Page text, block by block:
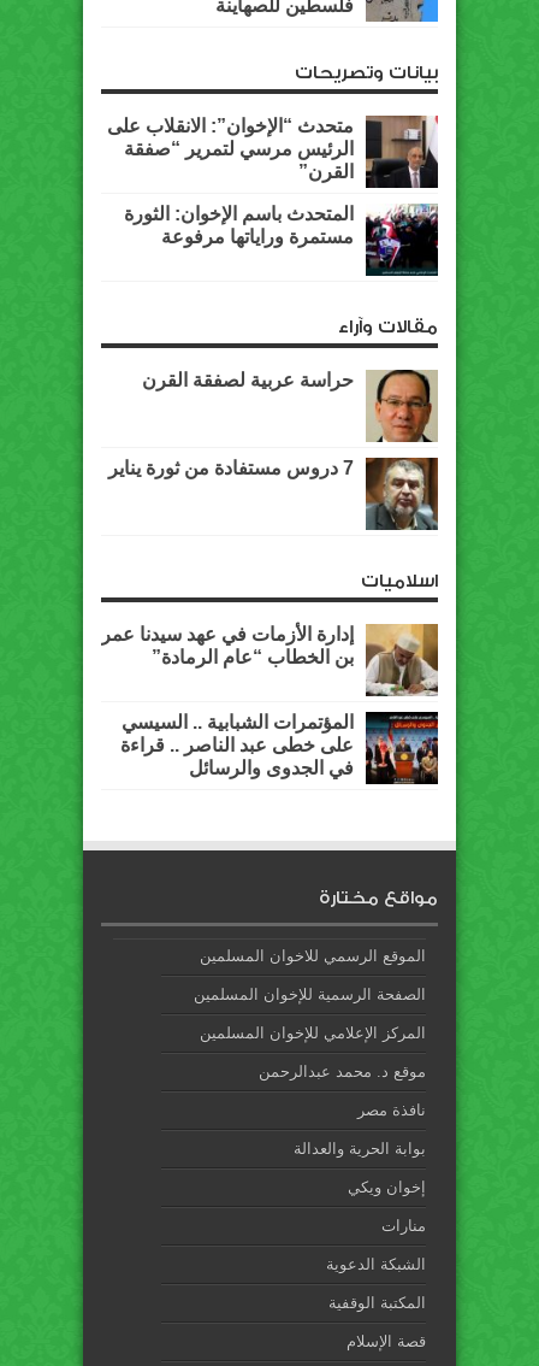
فلسطين للصهاينة
بيانات وتصريحات
متحدث “الإخوان”: الانقلاب على
الرئيس مرسي لتمرير “صفقة
القرن”
المتحدث باسم الإخوان: الثورة
مستمرة وراياتها مرفوعة
مقالات وآراء
حراسة عربية لصفقة القرن
7 دروس مستفادة من ثورة يناير
اسلاميات
إدارة الأزمات في عهد سيدنا عمر
بن الخطاب “عام الرمادة”
المؤتمرات الشبابية .. السيسي
على خطى عبد الناصر .. قراءة
في الجدوى والرسائل
مواقع مختارة
الموقع الرسمي للاخوان المسلمين
الصفحة الرسمية للإخوان المسلمين
المركز الإعلامي للإخوان المسلمين
موقع د. محمد عبدالرحمن
نافذة مصر
بوابة الحرية والعدالة
إخوان ويكي
منارات
الشبكة الدعوية
المكتبة الوقفية
قصة الإسلام